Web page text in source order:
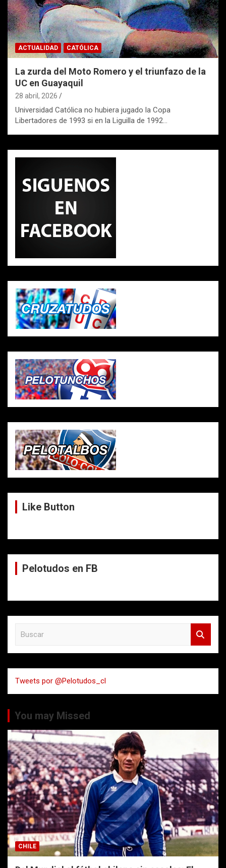
ACTUALIDAD CATÓLICA
La zurda del Moto Romero y el triunfazo de la
UC en Guayaquil
28 abril, 2026
Universidad Católica no hubiera jugado la Copa
Libertadores de 1993 si en la Liguilla de 1992…
Like Button
Pelotudos en FB
a
r
Tweets por @Pelotudos_cl
You may Missed
CHILE